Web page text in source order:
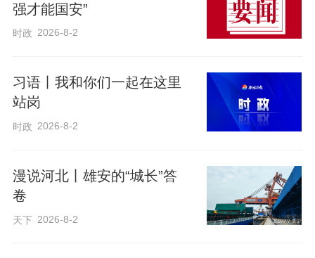
在韩晓琴看来，保险服务不仅仅是销售产
品那么简单。更重要的是，要在客户需要
持。因此，她始终保持着与客户的紧密联
系，定期与客户进行沟通和交流，了解他
们的最新需求和变化。
每当客户有疑问或需要帮助时，她总是第
一时间给予回应和解答。她不仅为客户提
强才能国安”
时政 2026-8-2
习语丨我和你们一起在这里
站岗
时政 2026-8-2
漫说河北丨雄安的“城长”答
卷
天下 2026-8-2